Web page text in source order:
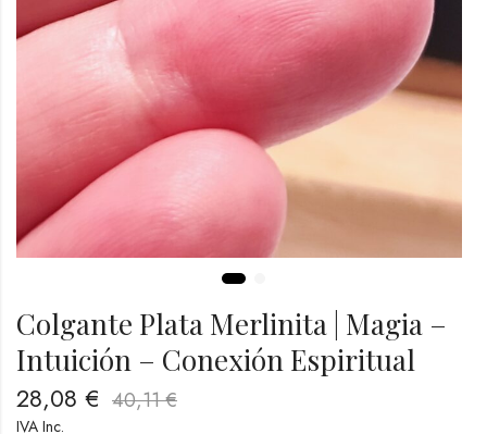
Colgante Plata Merlinita | Magia –
Intuición – Conexión Espiritual
28,08 € 40,11€
IVA Inc.